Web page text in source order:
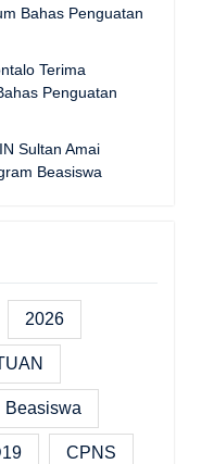
Bahas Penguatan
Terima
Penguatan
Sultan Amai
Beasiswa
2026
Beasiswa
CPNS